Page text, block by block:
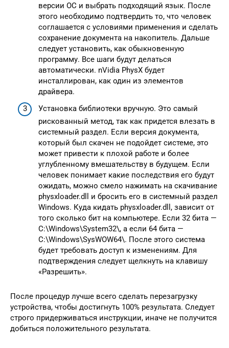
версии ОС и выбрать подходящий язык. После
этого необходимо подтвердить то, что человек
соглашается с условиями применения и сделать
сохранение документа на накопитель. Дальше
следует установить, как обыкновенную
программу. Все шаги будут делаться
автоматически. nVidia PhysX будет
инсталлирован, как один из элементов
драйвера.
Установка библиотеки вручную. Это самый
рискованный метод, так как придется влезать в
системный раздел. Если версия документа,
который был скачен не подойдет системе, это
может привести к плохой работе и более
углубленному вмешательству в будущем. Если
человек понимает какие последствия его будут
ожидать, можно смело нажимать на скачивание
physxloader.dll и бросить его в системный раздел
Windows. Куда кидать physxloader.dll, зависит от
того сколько бит на компьютере. Если 32 бита —
C:\Windows\System32\, а если 64 бита —
C:\Windows\SysWOW64\. После этого система
будет требовать доступ к изменениям. Для
подтверждения следует щелкнуть на клавишу
«Разрешить».
После процедур лучше всего сделать перезагрузку
устройства, чтобы достигнуть 100% результата. Следует
строго придерживаться инструкции, иначе не получится
добиться положительного результата.